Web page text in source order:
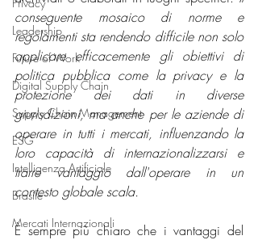
Leadership
Future of Work
Digital Supply Chain
Supply Chain Management
ESG
Intelligenza Artificiale
Brasile
Mercati Internazionali
conseguente mosaico di norme e
regolamenti sta rendendo difficile non solo
applicare efficacemente gli obiettivi di
politica pubblica come la privacy e la
protezione dei dati in diverse
giurisdizioni, ma anche per le aziende di
operare in tutti i mercati, influenzando la
loro capacità di internazionalizzarsi e
trarre vantaggio dall'operare in un
contesto globale scala.
È sempre più chiaro che i vantaggi del